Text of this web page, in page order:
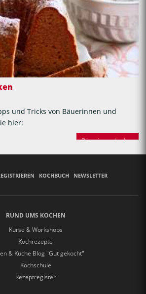
und Tricks von Bäuerinnen und
hier:
Bäuerinnen backen
KOCHBUCH NEWSLETTER
RUND UMS KOCHEN
Kurse & Workshops
Kochrezepte
& Küche Blog "Gut gekocht"
Kochschule
Rezeptregister